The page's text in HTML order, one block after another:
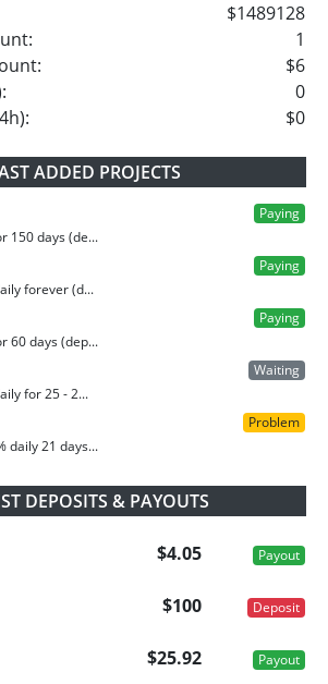
$1489128
1
$6
0
$0
ADDED PROJECTS
Paying
150 days (de...
Paying
forever (d...
Paying
60 days (dep...
Waiting
for 25 - 2...
Problem
daily 21 days...
DEPOSITS & PAYOUTS
$4.05 Payout
$100 Deposit
$25.92 Payout